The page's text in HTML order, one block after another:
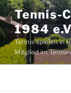
Zum
Inhalt
springen
Tennis-
1984
Tennis spielen in
Mitglied im